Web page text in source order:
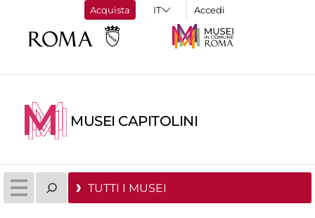
Acquista Accedi
MUSEI CAPITOLINI
TUTTI I MUSEI